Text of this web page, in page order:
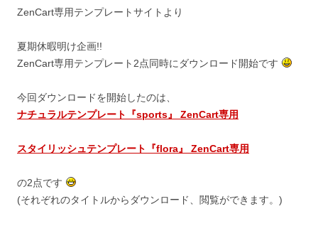
ZenCart専用テンプレートサイトより
夏期休暇明け企画!!
ZenCart専用テンプレート2点同時にダウンロード開始です
今回ダウンロードを開始したのは、
ナチュラルテンプレート『sports』 ZenCart専用
スタイリッシュテンプレート『flora』 ZenCart専用
の2点です
(それぞれのタイトルからダウンロード、閲覧ができます。)